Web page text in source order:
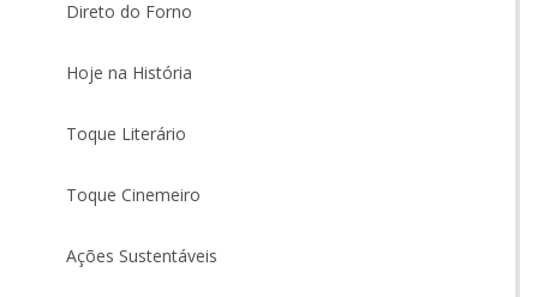
Direto do Forno
Hoje na História
Toque Literário
Toque Cinemeiro
Ações Sustentáveis